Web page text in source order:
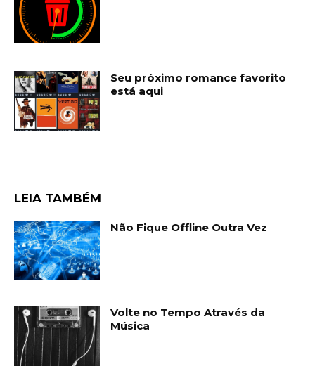
Seu próximo romance favorito
está aqui
LEIA TAMBÉM
Não Fique Offline Outra Vez
Volte no Tempo Através da
Música